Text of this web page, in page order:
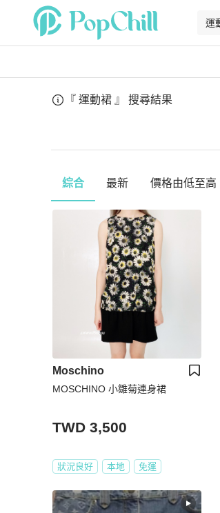
『 運動裙 』 搜尋結果
綜合 最新 價格由低至高
Moschino
MOSCHINO 小雛菊連身裙
TWD 3,500
狀況良好 本地 免運